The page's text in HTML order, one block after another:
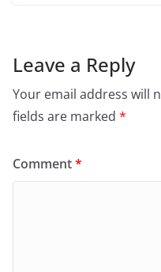
Leave a Reply
Your email address will
fields are marked *
Comment*